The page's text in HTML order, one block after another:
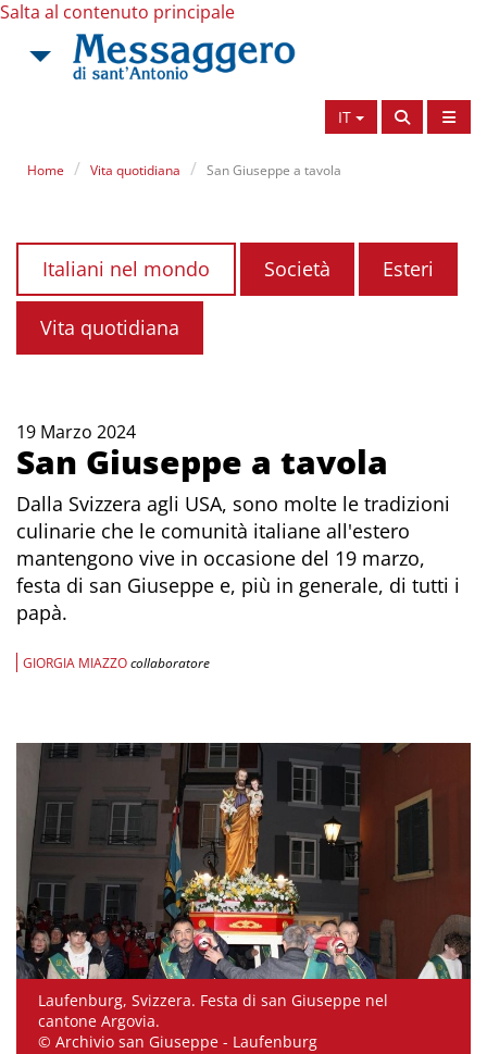
Salta al contenuto principale
IT
Home Vita quotidiana San Giuseppe a tavola
Italiani nel mondo Società Esteri
Vita quotidiana
19 Marzo 2024
San Giuseppe a tavola
Dalla Svizzera agli USA, sono molte le tradizioni
culinarie che le comunità italiane all'estero
mantengono vive in occasione del 19 marzo,
festa di san Giuseppe e, più in generale, di tutti i
papà.
GIORGIA MIAZZOcollaboratore
Laufenburg, Svizzera. Festa di san Giuseppe nel
cantone Argovia.
© Archivio san Giuseppe - Laufenburg